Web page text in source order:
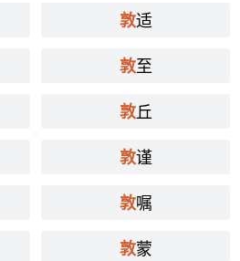
敦适
敦至
敦丘
敦谨
敦嘱
敦蒙